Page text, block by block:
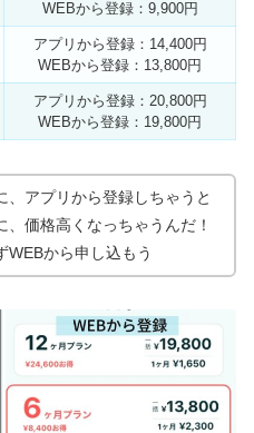
WEBから登録：9,900円
アプリから登録：14,400円
WEBから登録：13,800円
アプリから登録：20,800円
WEBから登録：19,800円
、アプリから登録しちゃうと
、価格高くなっちゃうんだ！
WEBから申し込もう